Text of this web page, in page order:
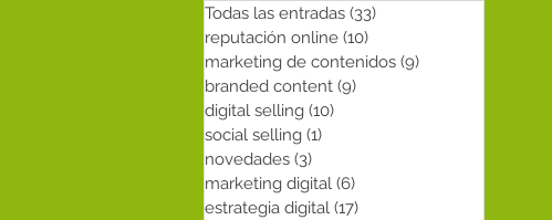
Todas las entradas (33)
reputación online (10)
marketing de contenidos (9)
branded content (9)
digital selling (10)
social selling (1)
novedades (3)
marketing digital (6)
estrategia digital (17)